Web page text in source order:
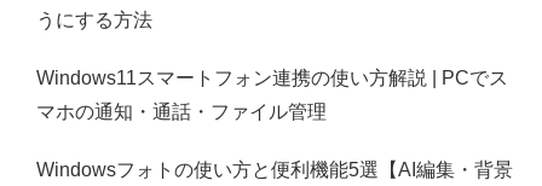
うにする方法
Windows11スマートフォン連携の使い方解説 | PCでス
マホの通知・通話・ファイル管理
Windowsフォトの使い方と便利機能5選【AI編集・背景